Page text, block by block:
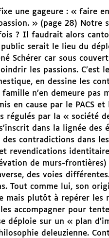
une gageure : « faire
» (page 28) Notre
? Il faudrait alors
public serait le lieu du
Schérer car sous
les passions.
en dessine les
n’en demeure pas
en cause par le PACS
régulés par la « société
dans la lignée des
contradictions dans
revendications
de murs-frontières)
des voies
Tout comme lui, son
mais plutôt à repérer les
accompagner pour
déploie sur un « plan
deleuzienne.